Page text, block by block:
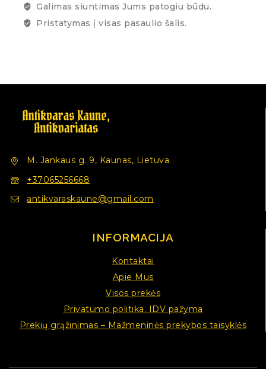
Galimas siuntimas Jums patogiu būdu.
Pristatymas į visas pasaulio šalis.
M. Jankaus g. 9, Kaunas, Lietuva.
+37065256668
antikvaraskaune@gmail.com
INFORMACIJA
Kontaktai
Apie Mus
Visos prekės
Privatumo politika. IDV pažyma
Prekių grąžinimas – Mažmeninės prekybos taisyklės